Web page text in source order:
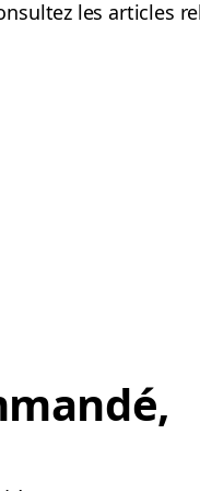
les articles